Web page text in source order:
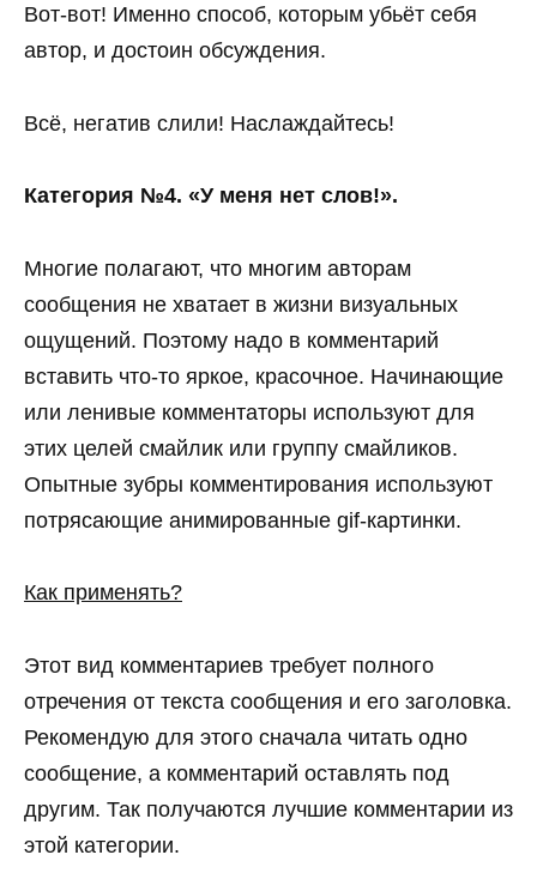
Вот-вот! Именно способ, которым убьёт себя
автор, и достоин обсуждения.
Всё, негатив слили! Наслаждайтесь!
Категория №4. «У меня нет слов!».
Многие полагают, что многим авторам
сообщения не хватает в жизни визуальных
ощущений. Поэтому надо в комментарий
вставить что-то яркое, красочное. Начинающие
или ленивые комментаторы используют для
этих целей смайлик или группу смайликов.
Опытные зубры комментирования используют
потрясающие анимированные gif-картинки.
Как применять?
Этот вид комментариев требует полного
отречения от текста сообщения и его заголовка.
Рекомендую для этого сначала читать одно
сообщение, а комментарий оставлять под
другим. Так получаются лучшие комментарии из
этой категории.